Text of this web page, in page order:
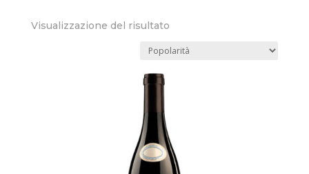
Visualizzazione del risultato